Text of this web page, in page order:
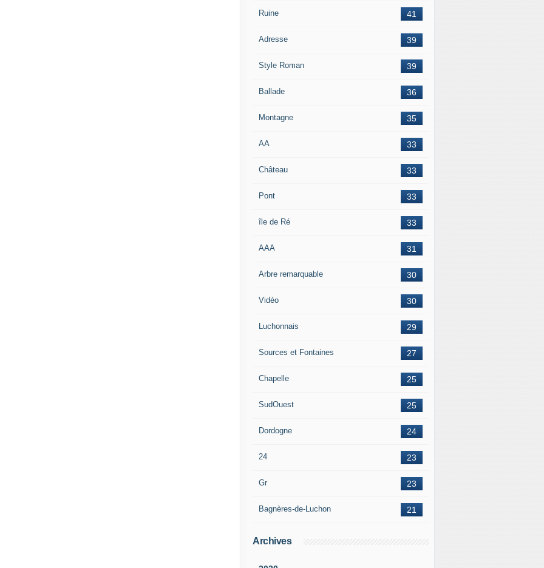
41
Ruine
39
Adresse
39
Style Roman
36
Ballade
35
Montagne
33
AA
33
Château
33
Pont
33
île de Ré
31
AAA
30
Arbre remarquable
30
Vidéo
29
Luchonnais
27
Sources et Fontaines
25
Chapelle
25
SudOuest
24
Dordogne
23
24
23
Gr
21
Bagnères-de-Luchon
Archives